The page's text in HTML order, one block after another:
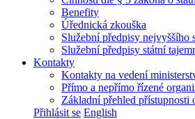
Benefity
Úřednická zkouška
Služební předpisy nejvyššího
Služební předpisy státní
Kontakty
Kontakty na vedení
Přímo a nepřímo řízené
Základní přehled přístupnosti
Přihlásit se English